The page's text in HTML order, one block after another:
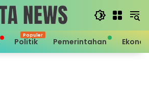
Politik Pemerintahan